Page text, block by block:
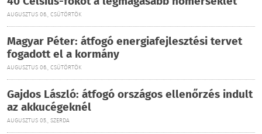
AUGUSZTUS 06., CSÜTÖRTÖK
Magyar Péter: átfogó energiafejlesztési tervet
fogadott el a kormány
AUGUSZTUS 06., CSÜTÖRTÖK
Gajdos László: átfogó országos ellenőrzés indult
az akkucégeknél
AUGUSZTUS 05., SZERDA